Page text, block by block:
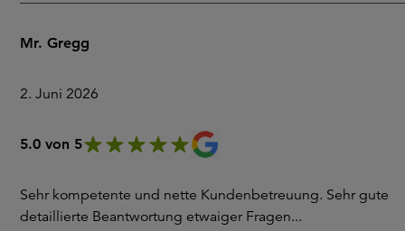
Mr. Gregg
2. Juni 2026
5.0 von 5
Sehr kompetente und nette Kundenbetreuung. Sehr gute
detaillierte Beantwortung etwaiger Fragen...